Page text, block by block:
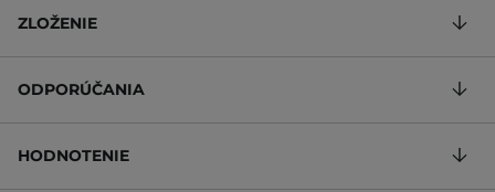
ZLOŽENIE
ODPORÚČANIA
HODNOTENIE